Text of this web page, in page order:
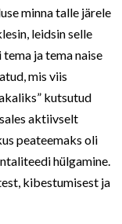
minna talle järele
leidsin selle
ja tema naise
mis viis
kutsutud
aktiivselt
peateemaks oli
hülgamine.
kibestumisest ja